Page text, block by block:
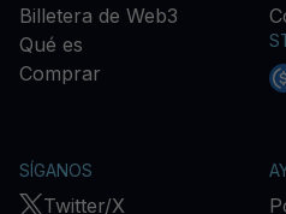
Billetera de Web3
Qué es
Comprar
SÍGANOS
Twitter/X